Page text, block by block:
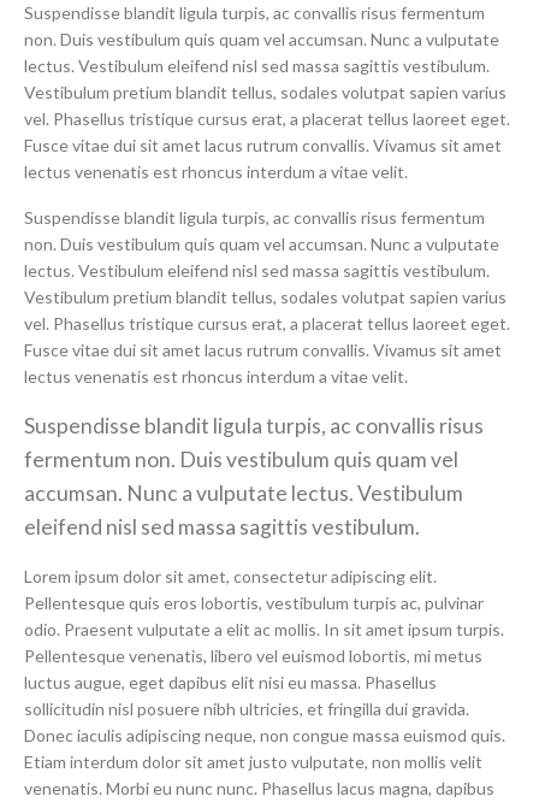
Suspendisse blandit ligula turpis, ac convallis risus fermentum
non. Duis vestibulum quis quam vel accumsan. Nunc a vulputate
lectus. Vestibulum eleifend nisl sed massa sagittis vestibulum.
Vestibulum pretium blandit tellus, sodales volutpat sapien varius
vel. Phasellus tristique cursus erat, a placerat tellus laoreet eget.
Fusce vitae dui sit amet lacus rutrum convallis. Vivamus sit amet
lectus venenatis est rhoncus interdum a vitae velit.
Suspendisse blandit ligula turpis, ac convallis risus fermentum
non. Duis vestibulum quis quam vel accumsan. Nunc a vulputate
lectus. Vestibulum eleifend nisl sed massa sagittis vestibulum.
Vestibulum pretium blandit tellus, sodales volutpat sapien varius
vel. Phasellus tristique cursus erat, a placerat tellus laoreet eget.
Fusce vitae dui sit amet lacus rutrum convallis. Vivamus sit amet
lectus venenatis est rhoncus interdum a vitae velit.
Suspendisse blandit ligula turpis, ac convallis risus
fermentum non. Duis vestibulum quis quam vel
accumsan. Nunc a vulputate lectus. Vestibulum
eleifend nisl sed massa sagittis vestibulum.
Lorem ipsum dolor sit amet, consectetur adipiscing elit.
Pellentesque quis eros lobortis, vestibulum turpis ac, pulvinar
odio. Praesent vulputate a elit ac mollis. In sit amet ipsum turpis.
Pellentesque venenatis, libero vel euismod lobortis, mi metus
luctus augue, eget dapibus elit nisi eu massa. Phasellus
sollicitudin nisl posuere nibh ultricies, et fringilla dui gravida.
Donec iaculis adipiscing neque, non congue massa euismod quis.
Etiam interdum dolor sit amet justo vulputate, non mollis velit
venenatis. Morbi eu nunc nunc. Phasellus lacus magna, dapibus